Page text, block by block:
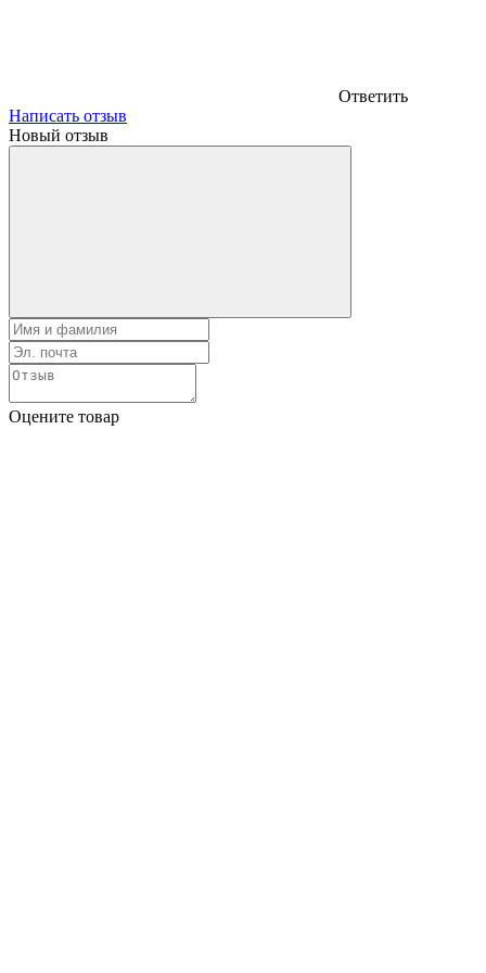
Ответить
Написать отзыв
Новый отзыв
Оцените товар